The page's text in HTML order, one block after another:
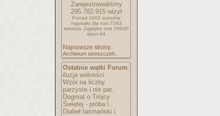
Zarejestrowaliśmy
295.782.915wizyt
Ponad 1062 autorów
napisało dla nas 7343
tekstów. Zajęłyby one 28930
stron A4
Najnowsze strony..
Archiwum streszczeń..
Ostatnie wątki Forum:
iluzja wolności
Wzór na liczby
parzyste i nie par..
Dogmat o Trójcy
Świętej - próba l..
Diabeł tasmański i